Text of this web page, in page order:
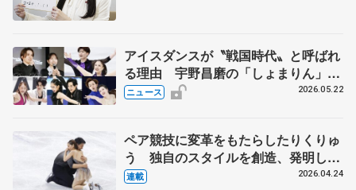
アイスダンスが〝戦国時代〟と呼ばれ
る理由 宇野昌磨の「しょまりん」ら
実力者が相次いで参戦 国内の競争激
ニュース 2026.05.22
ペア競技に変革をもたらしたりくりゅ
う 独自のスタイルを創造、発明した
【引退発表後②】
連載 2026.04.24